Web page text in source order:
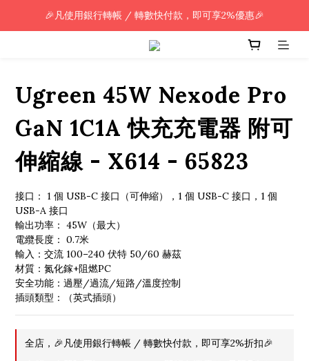
🎉凡使用銀行轉帳 / 轉數快付款，即可享2%優惠🎉
🎉凡使用銀行轉帳 / 轉數快付款，即可享2%優惠🎉
全單購買滿HK$800.00，即享免運優惠 (只限香港)
Ugreen 45W Nexode Pro
GaN 1C1A 快充充電器 附可
伸縮線 - X614 - 65823
接口： 1 個 USB-C 接口（可伸縮），1 個 USB-C 接口，1 個
USB-A 接口
輸出功率： 45W（最大）
電纜長度： 0.7米
輸入：交流 100–240 伏特 50/60 赫茲
材質：氮化鎵+阻燃PC
安全功能：過壓/過流/短路/溫度控制
插頭類型：（英式插頭）
全店，🎉凡使用銀行轉帳 / 轉數快付款，即可享2%折扣🎉